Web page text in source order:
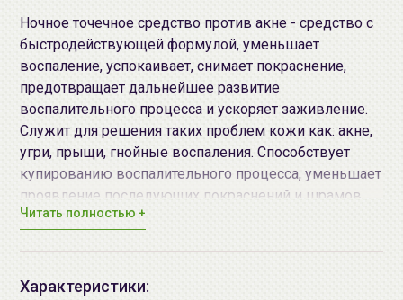
Ночное точечное средство против акне - средство с
быстродействующей формулой, уменьшает
воспаление, успокаивает, снимает покраснение,
предотвращает дальнейшее развитие
воспалительного процесса и ускоряет заживление.
Служит для решения таких проблем кожи как: акне,
угри, прыщи, гнойные воспаления. Способствует
купированию воспалительного процесса, уменьшает
проявление последующих покраснений и шрамов.
восстановление целостности кожных покровов,
Читать полностью +
Характеристики: